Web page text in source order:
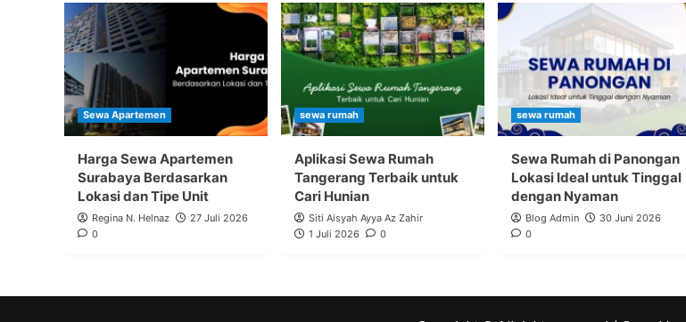
Sewa Apartemen
Harga Sewa Apartemen
Surabaya Berdasarkan
Lokasi dan Tipe Unit
Regina N. Helnaz
27 Juli 2026
0
sewa rumah
Aplikasi Sewa Rumah
Tangerang Terbaik untuk
Cari Hunian
Siti Aisyah Ayya Az Zahir
1 Juli 2026
0
sewa rumah
Sewa Rumah di Panongan
Lokasi Ideal untuk Tinggal
dengan Nyaman
Blog Admin
30 Juni 2026
0